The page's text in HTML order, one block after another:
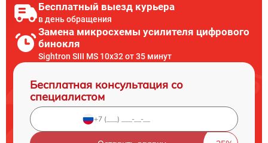
Бесплатный выезд курьера
в день обращения
Замена микросхемы усилителя цифрового
бинокля
Sightron SIII MS 10x32 от 35 минут
Бесплатная консультация со
специалистом